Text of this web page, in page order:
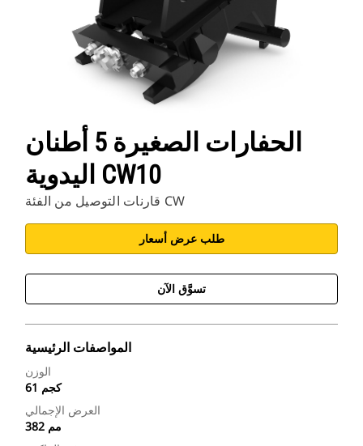
الحفارات الصغيرة 5 أطنان
اليدوية CW10
قارنات التوصيل من الفئة CW
طلب عرض أسعار
تسوَّق الآن
المواصفات الرئيسية
الوزن
61 كجم
العرض الإجمالي
382 مم